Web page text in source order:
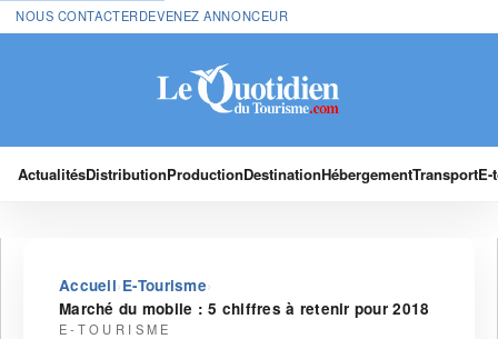
NOUS CONTACTERDEVENEZ ANNONCEUR
ActualitésDistributionProductionDestinationHébergementTransport
Accueil›E-Tourisme›
Marché du mobile : 5 chiffres à retenir pour 2018
E-TOURISME